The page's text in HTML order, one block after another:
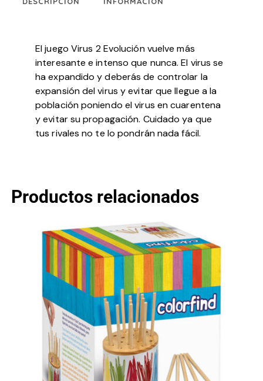
El juego Virus 2 Evolución vuelve más
interesante e intenso que nunca. El virus se
ha expandido y deberás de controlar la
expansión del virus y evitar que llegue a la
población poniendo el virus en cuarentena
y evitar su propagación. Cuidado ya que
tus rivales no te lo pondrán nada fácil.
Productos relacionados